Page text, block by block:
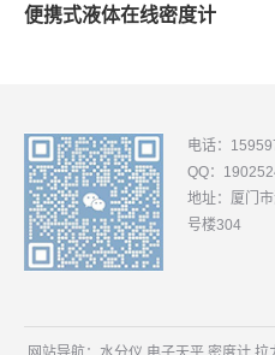
便携式液体在线密度计
电话：
QQ：
地址：厦门
号楼304